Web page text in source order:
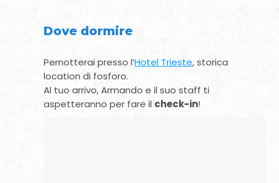
Dove dormire
Pernotterai presso l’Hotel Trieste, storica
location di fosforo.
Al tuo arrivo, Armando e il suo staff ti
aspetteranno per fare il check-in!